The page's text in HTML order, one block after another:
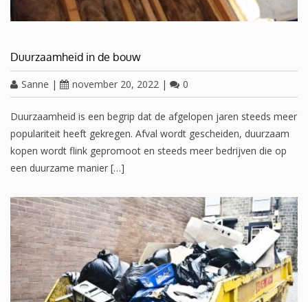
Duurzaamheid in de bouw
Sanne | november 20, 2022 | 0
Duurzaamheid is een begrip dat de afgelopen jaren steeds meer
populariteit heeft gekregen. Afval wordt gescheiden, duurzaam
kopen wordt flink gepromoot en steeds meer bedrijven die op
een duurzame manier […]